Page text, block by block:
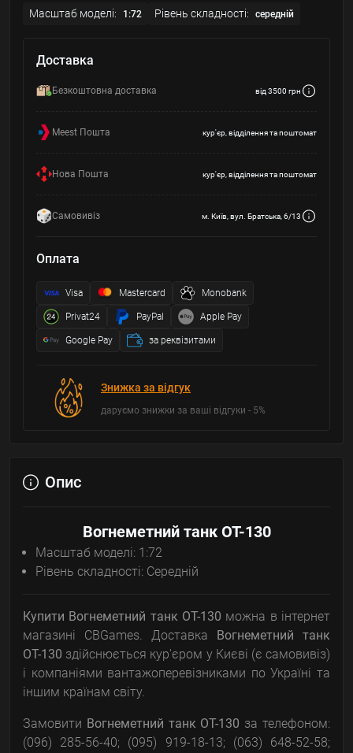
Масштаб моделі: 1:72 Рівень складності: середній
Доставка
Безкоштовна доставка від 3500 грн
Meest Пошта кур'єр, відділення та поштомат
Нова Пошта кур'єр, відділення та поштомат
Самовивіз м. Київ, вул. Братська, 6/13
Оплата
Visa Mastercard Monobank
Privat24 PayPal Apple Pay
Google Pay за реквізитами
Знижка за відгук
даруємо знижки за ваші відгуки - 5%
Опис
Вогнеметний танк ОТ-130
Масштаб моделі: 1:72
Рівень складності: Середній
Купити Вогнеметний танк ОТ-130 можна в інтернет
магазині CBGames. Доставка Вогнеметний танк
ОТ-130 здійснюється кур'єром у Києві (є самовивіз)
і компаніями вантажоперевізниками по Україні та
іншим країнам світу.
Замовити Вогнеметний танк ОТ-130 за телефоном:
(096) 285-56-40; (095) 919-18-13; (063) 648-52-58;